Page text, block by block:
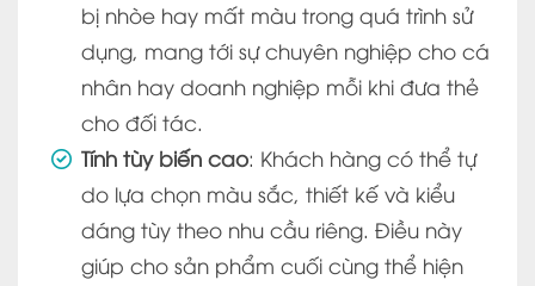
bị nhòe hay mất màu trong quá trình sử
dụng, mang tới sự chuyên nghiệp cho cá
nhân hay doanh nghiệp mỗi khi đưa thẻ
cho đối tác.
Tính tùy biến cao: Khách hàng có thể tự
do lựa chọn màu sắc, thiết kế và kiểu
dáng tùy theo nhu cầu riêng. Điều này
giúp cho sản phẩm cuối cùng thể hiện